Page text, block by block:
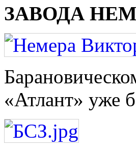
ЗАВОДА
«Атлант» уже